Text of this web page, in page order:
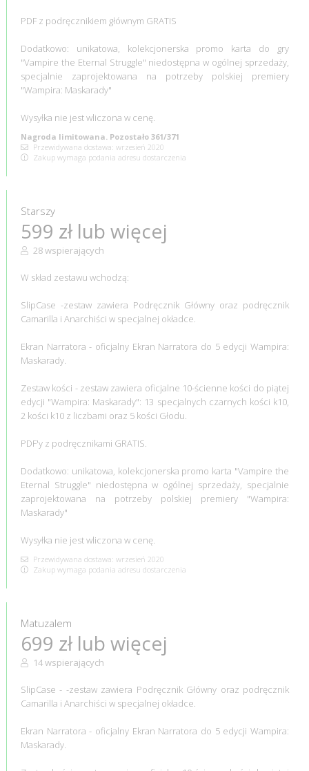
PDF z podręcznikiem głównym GRATIS
Dodatkowo: unikatowa, kolekcjonerska promo karta do gry
"Vampire the Eternal Struggle" niedostępna w ogólnej sprzedaży,
specjalnie zaprojektowana na potrzeby polskiej premiery
"Wampira: Maskarady"
Wysyłka nie jest wliczona w cenę.
Nagroda limitowana. Pozostało 361/371
Przewidywana dostawa: wrzesień 2020
Zakup wymaga podania adresu dostarczenia
Starszy
599 zł lub więcej
28 wspierających
W skład zestawu wchodzą:
SlipCase -zestaw zawiera Podręcznik Główny oraz podręcznik
Camarilla i Anarchiści w specjalnej okładce.
Ekran Narratora - oficjalny Ekran Narratora do 5 edycji Wampira:
Maskarady.
Zestaw kości - zestaw zawiera oficjalne 10-ścienne kości do piątej
edycji "Wampira: Maskarady": 13 specjalnych czarnych kości k10,
2 kości k10 z liczbami oraz 5 kości Głodu.
PDF'y z podręcznikami GRATIS.
Dodatkowo: unikatowa, kolekcjonerska promo karta "Vampire the
Eternal Struggle" niedostępna w ogólnej sprzedaży, specjalnie
zaprojektowana na potrzeby polskiej premiery "Wampira:
Maskarady"
Wysyłka nie jest wliczona w cenę.
Przewidywana dostawa: wrzesień 2020
Zakup wymaga podania adresu dostarczenia
Matuzalem
699 zł lub więcej
14 wspierających
SlipCase - -zestaw zawiera Podręcznik Główny oraz podręcznik
Camarilla i Anarchiści w specjalnej okładce.
Ekran Narratora - oficjalny Ekran Narratora do 5 edycji Wampira:
Maskarady.